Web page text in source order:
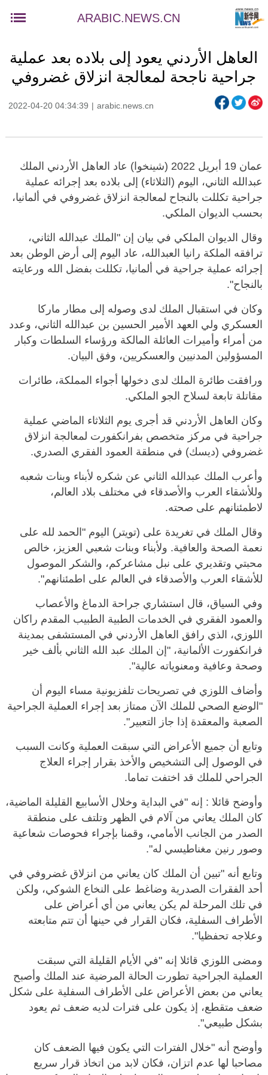
ARABIC.NEWS.CN
العاهل الأردني يعود إلى بلاده بعد عملية
جراحية ناجحة لمعالجة انزلاق غضروفي
2022-04-20 04:34:39 | arabic.news.cn
عمان 19 أبريل 2022 (شينخوا) عاد العاهل الأردني الملك
عبدالله الثاني، اليوم (الثلاثاء) إلى بلاده بعد إجرائه عملية
جراحية تكللت بالنجاح لمعالجة انزلاق غضروفي في ألمانيا،
بحسب الديوان الملكي.
وقال الديوان الملكي في بيان إن "الملك عبدالله الثاني،
ترافقه الملكة رانيا العبدالله، عاد اليوم إلى أرض الوطن بعد
إجرائه عملية جراحية في ألمانيا، تكللت بفضل الله ورعايته
بالنجاح".
وكان في استقبال الملك لدى وصوله إلى مطار ماركا
العسكري ولي العهد الأمير الحسين بن عبدالله الثاني، وعدد
من أمراء وأميرات العائلة المالكة ورؤساء السلطات وكبار
المسؤولين المدنيين والعسكريين، وفق البيان.
ورافقت طائرة الملك لدى دخولها أجواء المملكة، طائرات
مقاتلة تابعة لسلاح الجو الملكي.
وكان العاهل الأردني قد أجرى يوم الثلاثاء الماضي عملية
جراحية في مركز متخصص بفرانكفورت لمعالجة انزلاق
غضروفي (ديسك) في منطقة العمود الفقري الصدري.
وأعرب الملك عبدالله الثاني عن شكره لأبناء وبنات شعبه
وللأشقاء العرب والأصدقاء في مختلف بلاد العالم،
لاطمئنانهم على صحته.
وقال الملك في تغريدة على (تويتر) اليوم "الحمد لله على
نعمة الصحة والعافية. ولأبناء وبنات شعبي العزيز، خالص
محبتي وتقديري على نبل مشاعركم، والشكر الموصول
للأشقاء العرب والأصدقاء في العالم على اطمئنانهم".
وفي السياق، قال استشاري جراحة الدماغ والأعصاب
والعمود الفقري في الخدمات الطبية الطبيب المقدم راكان
اللوزي، الذي رافق العاهل الأردني في المستشفى بمدينة
فرانكفورت الألمانية، "إن الملك عبد الله الثاني بألف خير
وصحة وعافية ومعنوياته عالية".
وأضاف اللوزي في تصريحات تلفزيونية مساء اليوم أن
"الوضع الصحي للملك الآن ممتاز بعد إجراء العملية الجراحية
الصعبة والمعقدة إذا جاز التعبير".
وتابع أن جميع الأعراض التي سبقت العملية وكانت السبب
في الوصول إلى التشخيص والأخذ بقرار إجراء العلاج
الجراحي للملك قد اختفت تماما.
وأوضح قائلا : إنه "في البداية وخلال الأسابيع القليلة الماضية،
كان الملك يعاني من آلام في الظهر وتلتف على منطقة
الصدر من الجانب الأمامي، وقمنا بإجراء فحوصات شعاعية
وصور رنين مغناطيسي له".
وتابع أنه "تبين أن الملك كان يعاني من انزلاق غضروفي في
أحد الفقرات الصدرية وضاغط على النخاع الشوكي، ولكن
في تلك المرحلة لم يكن يعاني من أي أعراض على
الأطراف السفلية، فكان القرار في حينها أن تتم متابعته
وعلاجه تحفظيا".
ومضى اللوزي قائلا إنه "في الأيام القليلة التي سبقت
العملية الجراحية تطورت الحالة المرضية عند الملك وأصبح
يعاني من بعض الأعراض على الأطراف السفلية على شكل
ضعف متقطع، إذ يكون على فترات لديه ضعف ثم يعود
بشكل طبيعي".
وأوضح أنه "خلال الفترات التي يكون فيها الضعف كان
مصاحبا لها عدم اتزان، فكان لابد من اتخاذ قرار سريع